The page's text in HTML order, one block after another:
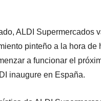
ALDI Supermercados
pinteño a la hora
a funcionar el
inaugure en España.